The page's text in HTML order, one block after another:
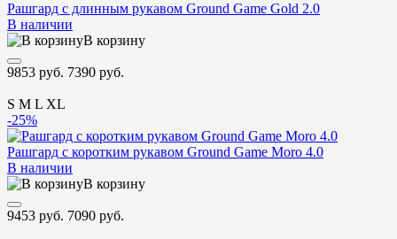
Рашгард с длинным рукавом Ground Game Gold 2.0
В наличии
В корзину
9853 руб. 7390 руб.
S M L XL
-25%
Рашгард с коротким рукавом Ground Game Moro 4.0
В наличии
В корзину
9453 руб. 7090 руб.